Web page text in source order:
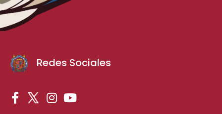
Redes Sociales